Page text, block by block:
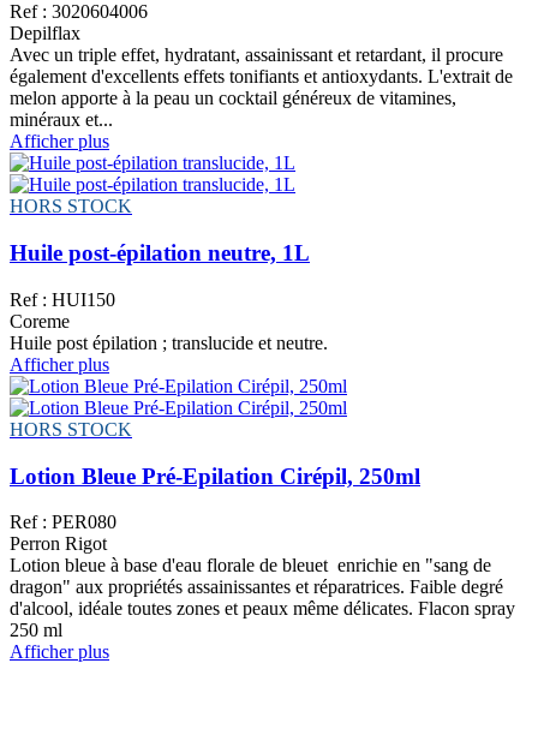
Ref : 3020604006
Depilflax
Avec un triple effet, hydratant, assainissant et retardant, il procure
également d'excellents effets tonifiants et antioxydants. L'extrait de
melon apporte à la peau un cocktail généreux de vitamines,
minéraux et...
Afficher plus
HORS STOCK
Huile post-épilation neutre, 1L
Ref : HUI150
Coreme
Huile post épilation ; translucide et neutre.
Afficher plus
HORS STOCK
Lotion Bleue Pré-Epilation Cirépil, 250ml
Ref : PER080
Perron Rigot
Lotion bleue à base d'eau florale de bleuet enrichie en "sang de
dragon" aux propriétés assainissantes et réparatrices. Faible degré
d'alcool, idéale toutes zones et peaux même délicates. Flacon spray
250 ml
Afficher plus